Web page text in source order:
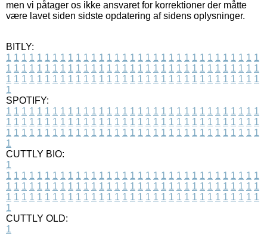
men vi påtager os ikke ansvaret for korrektioner der måtte
være lavet siden sidste opdatering af sidens oplysninger.
BITLY:
1 1 1 1 1 1 1 1 1 1 1 1 1 1 1 1 1 1 1 1 1 1 1 1 1 1 1 1 1 1 1 1 1
1 1 1 1 1 1 1 1 1 1 1 1 1 1 1 1 1 1 1 1 1 1 1 1 1 1 1 1 1 1 1 1 1
1 1 1 1 1 1 1 1 1 1 1 1 1 1 1 1 1 1 1 1 1 1 1 1 1 1 1 1 1 1 1 1 1
1
SPOTIFY:
1 1 1 1 1 1 1 1 1 1 1 1 1 1 1 1 1 1 1 1 1 1 1 1 1 1 1 1 1 1 1 1 1
1 1 1 1 1 1 1 1 1 1 1 1 1 1 1 1 1 1 1 1 1 1 1 1 1 1 1 1 1 1 1 1 1
1 1 1 1 1 1 1 1 1 1 1 1 1 1 1 1 1 1 1 1 1 1 1 1 1 1 1 1 1 1 1 1 1
1
CUTTLY BIO:
1
1 1 1 1 1 1 1 1 1 1 1 1 1 1 1 1 1 1 1 1 1 1 1 1 1 1 1 1 1 1 1 1 1
1 1 1 1 1 1 1 1 1 1 1 1 1 1 1 1 1 1 1 1 1 1 1 1 1 1 1 1 1 1 1 1 1
1 1 1 1 1 1 1 1 1 1 1 1 1 1 1 1 1 1 1 1 1 1 1 1 1 1 1 1 1 1 1 1 1
1
CUTTLY OLD:
1